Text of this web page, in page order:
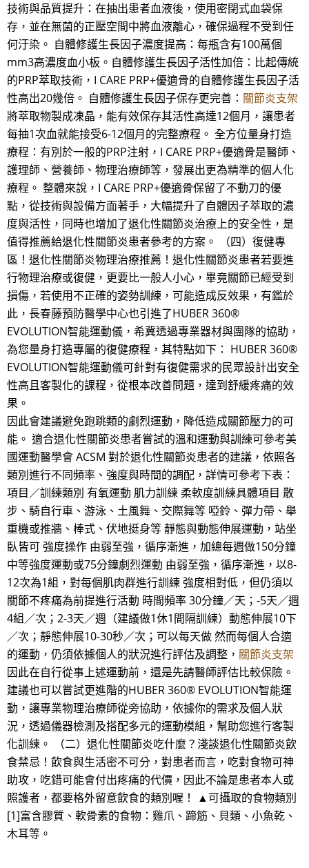
技術與品質提升：在抽出患者血液後，使用密閉式血袋保
存，並在無菌的正壓空間中將血液離心，確保過程不受到任
何汙染。 自體修護生長因子濃度提高：每瓶含有100萬個
mm3高濃度血小板。自體修護生長因子活性加倍：比起傳統
的PRP萃取技術，I CARE PRP+優適骨的自體修護生長因子活
性高出20幾倍。 自體修護生長因子保存更完善： 關節炎支架
將萃取物製成凍晶，能有效保存其活性高達12個月，讓患者
每抽1次血就能接受6-12個月的完整療程。 全方位量身打造
療程：有別於一般的PRP注射，I CARE PRP+優適骨是醫師、
護理師、營養師、物理治療師等，發展出更為精準的個人化
療程。 整體來說，I CARE PRP+優適骨保留了不動刀的優
點，從技術與設備方面著手，大幅提升了自體因子萃取的濃
度與活性，同時也增加了退化性關節炎治療上的安全性，是
值得推薦給退化性關節炎患者參考的方案。 （四）復健專
區！退化性關節炎物理治療推薦！退化性關節炎患者若要進
行物理治療或復健，更要比一般人小心，畢竟關節已經受到
損傷，若使用不正確的姿勢訓練，可能造成反效果，有鑑於
此，長春藤預防醫學中心也引進了HUBER 360®
EVOLUTION智能運動儀，希冀透過專業器材與團隊的協助，
為您量身打造專屬的復健療程，其特點如下： HUBER 360®
EVOLUTION智能運動儀可針對有復健需求的民眾設計出安全
性高且客製化的課程，從根本改善問題，達到舒緩疼痛的效
果。
因此會建議避免跑跳類的劇烈運動，降低造成關節壓力的可
能。 適合退化性關節炎患者嘗試的溫和運動與訓練可參考美
國運動醫學會 ACSM 對於退化性關節炎患者的建議，依照各
類別進行不同頻率、強度與時間的調配，詳情可參考下表：
項目／訓練類別 有氧運動 肌力訓練 柔軟度訓練具體項目 散
步、騎自行車、游泳、土風舞、交際舞等 啞鈴、彈力帶、舉
重機或推牆、棒式、伏地挺身等 靜態與動態伸展運動，站坐
臥皆可 強度操作 由弱至強，循序漸進，加總每週做150分鐘
中等強度運動或75分鐘劇烈運動 由弱至強，循序漸進，以8-
12次為1組，對每個肌肉群進行訓練 強度相對低，但仍須以
關節不疼痛為前提進行活動 時間頻率 30分鐘／天；-5天／週
4組／次；2-3天／週（建議做1休1間隔訓練）動態伸展10下
／次；靜態伸展10-30秒／次；可以每天做 然而每個人合適
的運動，仍須依據個人的狀況進行評估及調整， 關節炎支架
因此在自行從事上述運動前，還是先請醫師評估比較保險。
建議也可以嘗試更進階的HUBER 360® EVOLUTION智能運
動，讓專業物理治療師從旁協助，依據你的需求及個人狀
況，透過儀器檢測及搭配多元的運動模組，幫助您進行客製
化訓練。 （二）退化性關節炎吃什麼？淺談退化性關節炎飲
食禁忌！飲食與生活密不可分，對患者而言，吃對食物可神
助攻，吃錯可能會付出疼痛的代價，因此不論是患者本人或
照護者，都要格外留意飲食的類別喔！ ▲可攝取的食物類別
[1]富含膠質、軟骨素的食物：雞爪、蹄筋、貝類、小魚乾、
木耳等。